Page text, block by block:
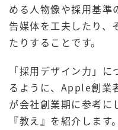
める人物像や採用基準
告媒体を工夫したり、
たりすることです。
「採用デザイン力」
るように、Apple創業
が会社創業期に参考に
『教え』を紹介します。